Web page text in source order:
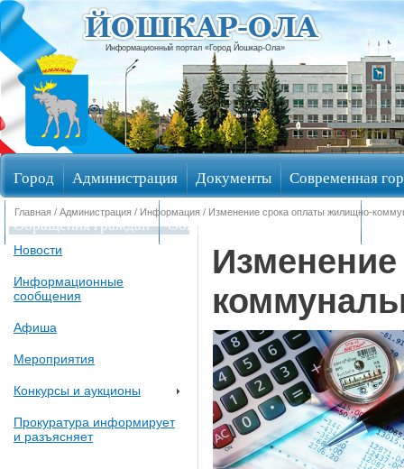
Информационный портал «Город Йошкар-Ола»
Город Администрация Документы Современная
Обращения граждан Общественные обсуждения
Главная / Администрация / Информация / Изменение срока оплаты жилищно-
Новости
Информационные
сообщения
Афиша
Мероприятия
Конкурсы и аукционы
Прокуратура информирует
и разъясняет